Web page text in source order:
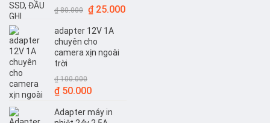
₫80.000 Giá
là:
₫ 80.000.
₫25.000Giá
adapter 12V 1A
chuyên cho
camera xịn ngoài
trời
₫100.000
Giá
là:
₫50.000Giá
tại
Adapter máy in